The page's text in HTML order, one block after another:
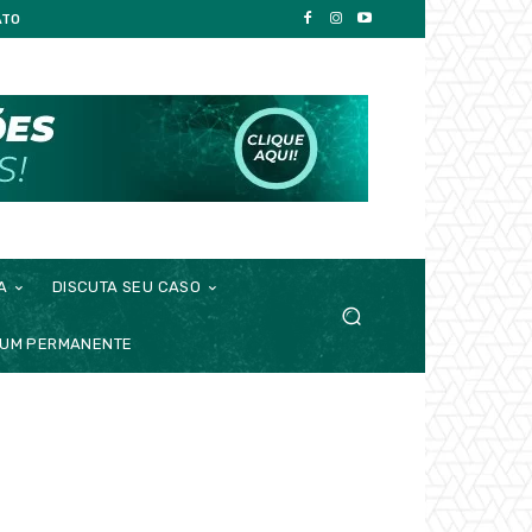
DISCUTA SEU CASO
PERMANENTE